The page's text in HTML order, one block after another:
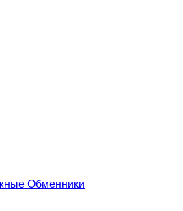
Обменники